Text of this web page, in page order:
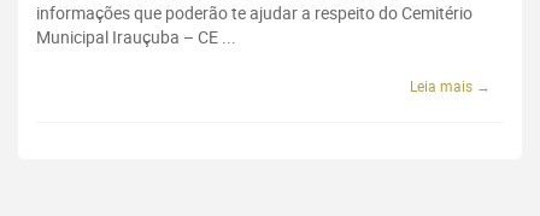
informações que poderão te ajudar a respeito do Cemitério
Municipal Irauçuba – CE ...
Leia mais →